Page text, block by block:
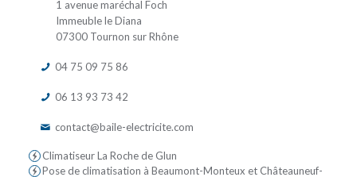
1 avenue maréchal Foch
Immeuble le Diana
07300 Tournon sur Rhône
04 75 09 75 86
06 13 93 73 42
contact@baile-electricite.com
Climatiseur La Roche de Glun
Pose de climatisation à Beaumont-Monteux et Châteauneuf-